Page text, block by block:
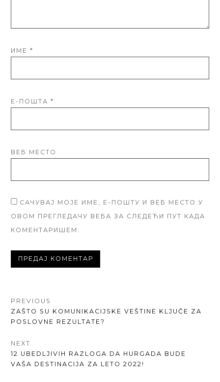
ИМЕ*
Е-ПОШТА*
ВЕБ МЕСТО
САЧУВАЈ МОЈЕ ИМЕ, Е-ПОШТУ И ВЕБ МЕСТО У
ОВОМ ПРЕГЛЕДАЧУ ВЕБА ЗА СЛЕДЕЋИ ПУТ КАДА
КОМЕНТАРИШЕМ.
КРЕТАЊЕ
ЧЛАНКА
PREVIOUS
PREVIOUS
POST:
ZAŠTO SU KOMUNIKACIJSKE VEŠTINE KLJUČE ZA
POSLOVNE REZULTATE?
NEXT
NEXT
POST:
12 UBEDLJIVIH RAZLOGA DA HURGADA BUDE
VAŠA DESTINACIJA ZA LETO 2022!